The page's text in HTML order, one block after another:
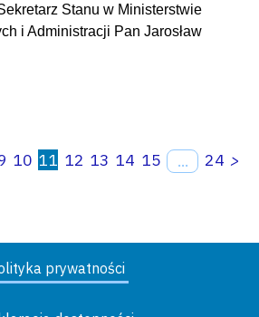
Stanu w Ministerstwie
i Administracji Pan Jarosław
10 11 12 13 14 15 ... 24 >
prywatności